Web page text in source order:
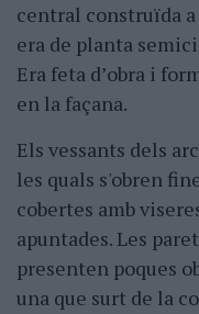
central construïda
era de planta
Era feta dʼobra i
en la façana.
Els vessants dels
les quals s'obren
cobertes amb
apuntades. Les
presenten poques
una que surt de la